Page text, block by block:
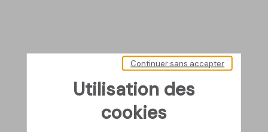
Utilisation des
cookies
Continuer sans accepter